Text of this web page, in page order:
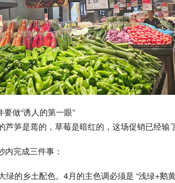
做“诱人的第一眼”
芦笋是蔫的，草莓是暗红的，这场促销已经输了
完成三件事：
的乡土配色。4月的主色调必须是 “浅绿+鹅